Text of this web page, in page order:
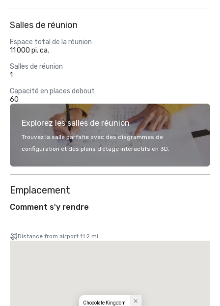
Salles de réunion
Espace total de la réunion
11 000 pi. ca.
Salles de réunion
1
Capacité en places debout
60
Explorez les salles de réunion
Trouvez la salle parfaite avec des diagrammes de
configuration et des plans d’étage interactifs en 3D.
Emplacement
Comment s'y rendre
Distance from airport 11.2 mi
Chocolate Kingdom